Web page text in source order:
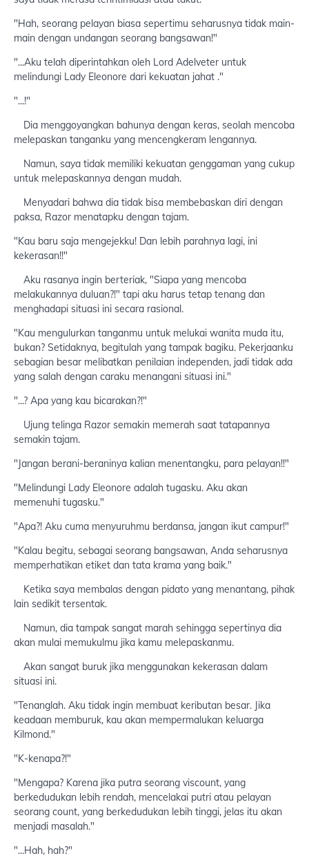
"Hah, seorang pelayan biasa sepertimu seharusnya tidak main-
main dengan undangan seorang bangsawan!"
"...Aku telah diperintahkan oleh Lord Adelveter untuk
melindungi Lady Eleonore dari kekuatan jahat ."
"...!"
Dia menggoyangkan bahunya dengan keras, seolah mencoba
melepaskan tanganku yang mencengkeram lengannya.
Namun, saya tidak memiliki kekuatan genggaman yang cukup
untuk melepaskannya dengan mudah.
Menyadari bahwa dia tidak bisa membebaskan diri dengan
paksa, Razor menatapku dengan tajam.
"Kau baru saja mengejekku! Dan lebih parahnya lagi, ini
kekerasan!!"
Aku rasanya ingin berteriak, "Siapa yang mencoba
melakukannya duluan?!" tapi aku harus tetap tenang dan
menghadapi situasi ini secara rasional.
"Kau mengulurkan tanganmu untuk melukai wanita muda itu,
bukan? Setidaknya, begitulah yang tampak bagiku. Pekerjaanku
sebagian besar melibatkan penilaian independen, jadi tidak ada
yang salah dengan caraku menangani situasi ini."
"...? Apa yang kau bicarakan?!"
Ujung telinga Razor semakin memerah saat tatapannya
semakin tajam.
"Jangan berani-beraninya kalian menentangku, para pelayan!!"
"Melindungi Lady Eleonore adalah tugasku. Aku akan
memenuhi tugasku."
"Apa?! Aku cuma menyuruhmu berdansa, jangan ikut campur!"
"Kalau begitu, sebagai seorang bangsawan, Anda seharusnya
memperhatikan etiket dan tata krama yang baik."
Ketika saya membalas dengan pidato yang menantang, pihak
lain sedikit tersentak.
Namun, dia tampak sangat marah sehingga sepertinya dia
akan mulai memukulmu jika kamu melepaskanmu.
Akan sangat buruk jika menggunakan kekerasan dalam
situasi ini.
"Tenanglah. Aku tidak ingin membuat keributan besar. Jika
keadaan memburuk, kau akan mempermalukan keluarga
Kilmond."
"K-kenapa?!"
"Mengapa? Karena jika putra seorang viscount, yang
berkedudukan lebih rendah, mencelakai putri atau pelayan
seorang count, yang berkedudukan lebih tinggi, jelas itu akan
menjadi masalah."
"...Hah, hah?"